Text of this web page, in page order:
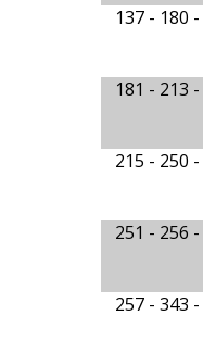
137 - 180 -
181 - 213 -
215 - 250 -
251 - 256 -
257 - 343 -